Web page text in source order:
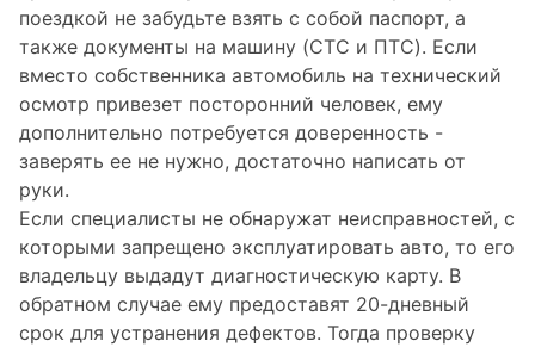
поездкой не забудьте взять с собой паспорт, а
также документы на машину (СТС и ПТС). Если
вместо собственника автомобиль на технический
осмотр привезет посторонний человек, ему
дополнительно потребуется доверенность -
заверять ее не нужно, достаточно написать от
руки.
Если специалисты не обнаружат неисправностей, с
которыми запрещено эксплуатировать авто, то его
владельцу выдадут диагностическую карту. В
обратном случае ему предоставят 20-дневный
срок для устранения дефектов. Тогда проверку